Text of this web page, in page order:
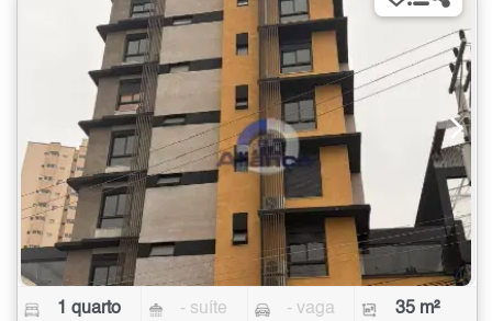
1 quarto - suíte - vaga 35 m²